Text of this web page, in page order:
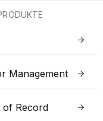
Management
of Record